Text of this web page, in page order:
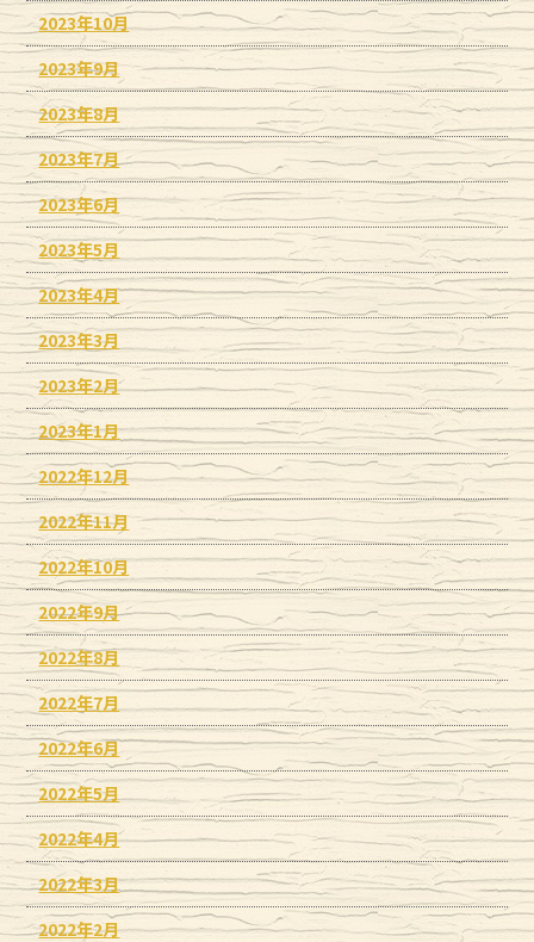
2023年10月
2023年9月
2023年8月
2023年7月
2023年6月
2023年5月
2023年4月
2023年3月
2023年2月
2023年1月
2022年12月
2022年11月
2022年10月
2022年9月
2022年8月
2022年7月
2022年6月
2022年5月
2022年4月
2022年3月
2022年2月